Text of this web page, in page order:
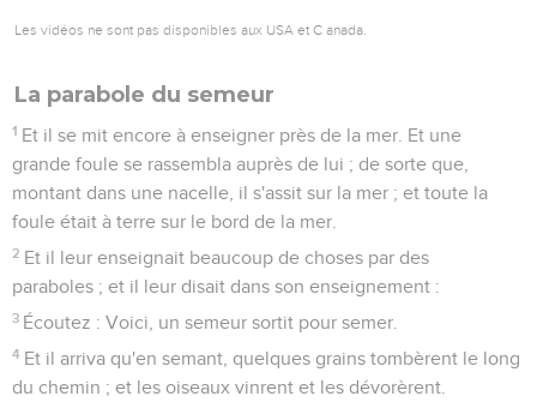
Les vidéos ne sont pas disponibles aux USA et C anada.
La parabole du semeur
1 Et il se mit encore à enseigner près de la mer. Et une
grande foule se rassembla auprès de lui ; de sorte que,
montant dans une nacelle, il s'assit sur la mer ; et toute la
foule était à terre sur le bord de la mer.
2 Et il leur enseignait beaucoup de choses par des
paraboles ; et il leur disait dans son enseignement :
3 Écoutez : Voici, un semeur sortit pour semer.
4 Et il arriva qu'en semant, quelques grains tombèrent le long
du chemin ; et les oiseaux vinrent et les dévorèrent.